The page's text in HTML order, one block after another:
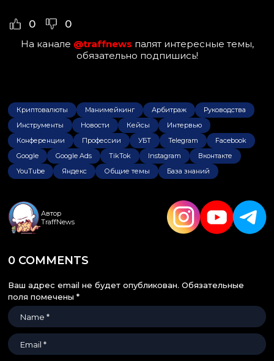
0 0
На канале @traffnews палят интересные темы,
обязательно подпишись!
Криптовалюты Манимейкинг Арбитраж
Руководства
Инструменты
Новости Кейсы
Интервью
Конференции
Профессии УБТ Telegram
Facebook
Google
Google Ads TikTok Instagram
Вконтакте
YouTube
Яндекс Общие темы База знаний
Автор
TraffNews
0 COMMENTS
Ваш адрес email не будет опубликован. Обязательные
поля помечены *